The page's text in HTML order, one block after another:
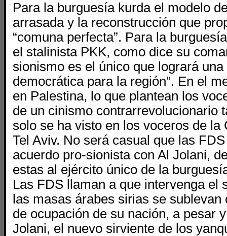
Para la burguesía kurda el modelo
arrasada y la reconstrucción que
“comuna perfecta”. Para la
el stalinista PKK, como dice su
sionismo es el único que logrará
democrática para la región”. En el
en Palestina, lo que plantean los
de un cinismo contrarrevolucionario
solo se ha visto en los voceros de la
Tel Aviv. No será casual que las
acuerdo pro-sionista con Al Jolani,
estas al ejército único de la
Las FDS llaman a que intervenga el
las masas árabes sirias se
de ocupación de su nación, a pesar
Jolani, el nuevo sirviente de los